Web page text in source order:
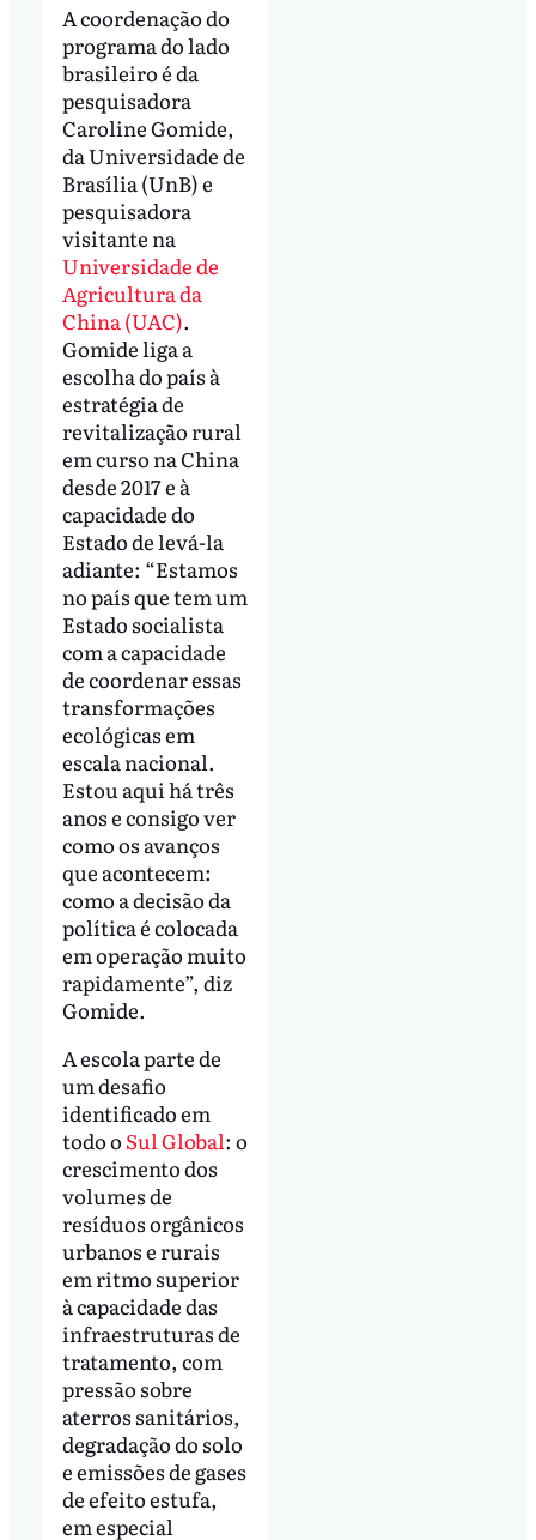
A coordenação do
programa do lado
brasileiro é da
pesquisadora
Caroline Gomide,
da Universidade de
Brasília (UnB) e
pesquisadora
visitante na
Universidade de
Agricultura da
China (UAC).
Gomide liga a
escolha do país à
estratégia de
revitalização rural
em curso na China
desde 2017 e à
capacidade do
Estado de levá-la
adiante: “Estamos
no país que tem um
Estado socialista
com a capacidade
de coordenar essas
transformações
ecológicas em
escala nacional.
Estou aqui há três
anos e consigo ver
como os avanços
que acontecem:
como a decisão da
política é colocada
em operação muito
rapidamente”, diz
Gomide.
A escola parte de
um desafio
identificado em
todo o Sul Global: o
crescimento dos
volumes de
resíduos orgânicos
urbanos e rurais
em ritmo superior
à capacidade das
infraestruturas de
tratamento, com
pressão sobre
aterros sanitários,
degradação do solo
e emissões de gases
de efeito estufa,
em especial